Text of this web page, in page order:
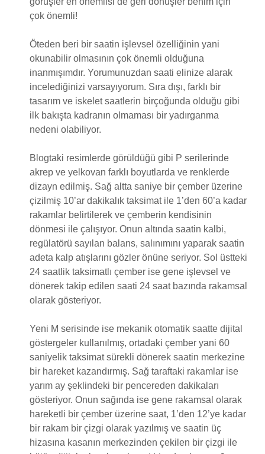
çok önemli!
Öteden beri bir saatin işlevsel özelliğinin yani
okunabilir olmasının çok önemli olduğuna
inanmışımdır. Yorumunuzdan saati elinize alarak
incelediğinizi varsayıyorum. Sıra dışı, farklı bir
tasarım ve iskelet saatlerin birçoğunda olduğu gibi
ilk bakışta kadranın olmaması bir yadırganma
nedeni olabiliyor.
Blogtaki resimlerde görüldüğü gibi P serilerinde
akrep ve yelkovan farklı boyutlarda ve renklerde
dizayn edilmiş. Sağ altta saniye bir çember üzerine
çizilmiş 10’ar dakikalık taksimat ile 1’den 60’a kadar
rakamlar belirtilerek ve çemberin kendisinin
dönmesi ile çalışıyor. Onun altında saatin kalbi,
regülatörü sayılan balans, salınımını yaparak saatin
adeta kalp atışlarını gözler önüne seriyor. Sol üstteki
24 saatlik taksimatlı çember ise gene işlevsel ve
dönerek takip edilen saati 24 saat bazında rakamsal
olarak gösteriyor.
Yeni M serisinde ise mekanik otomatik saatte dijital
göstergeler kullanılmış, ortadaki çember yani 60
saniyelik taksimat sürekli dönerek saatin merkezine
bir hareket kazandırmış. Sağ taraftaki rakamlar ise
yarım ay şeklindeki bir pencereden dakikaları
gösteriyor. Onun sağında ise gene rakamsal olarak
hareketli bir çember üzerine saat, 1’den 12’ye kadar
bir rakam bir çizgi olarak yazılmış ve saatin üç
hizasına kasanın merkezinden çekilen bir çizgi ile